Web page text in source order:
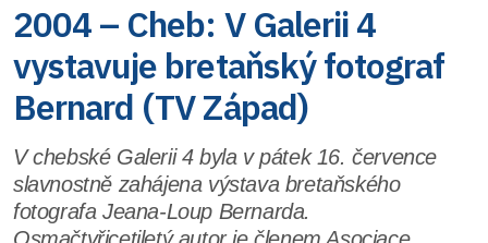
2004 – Cheb: V Galerii 4
vystavuje bretaňský fotograf
Bernard (TV Západ)
V chebské Galerii 4 byla v pátek 16. července
slavnostně zahájena výstava bretaňského
fotografa Jeana-Loup Bernarda.